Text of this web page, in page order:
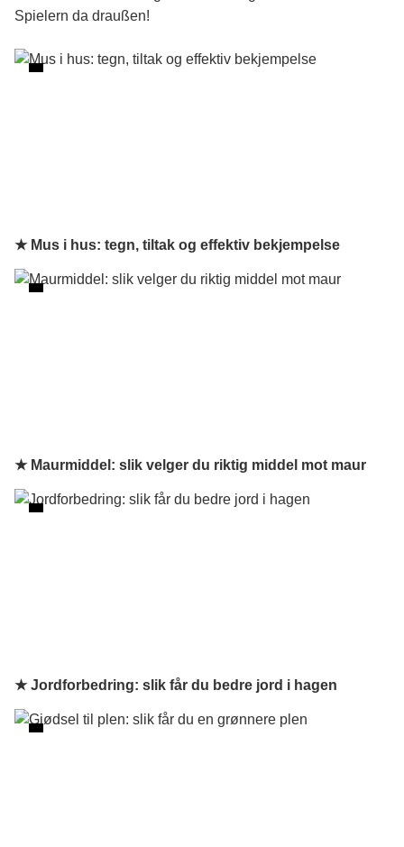
Spielern da draußen!
★ Mus i hus: tegn, tiltak og effektiv bekjempelse
★ Maurmiddel: slik velger du riktig middel mot maur
★ Jordforbedring: slik får du bedre jord i hagen